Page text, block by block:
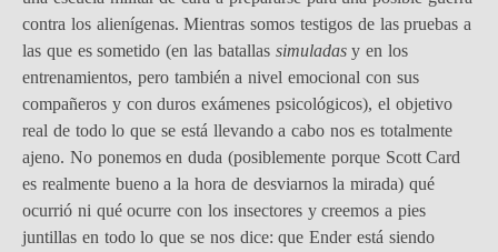
contra los alienígenas. Mientras somos testigos de las pruebas a
las que es sometido (en las batallas simuladasy en los
entrenamientos, pero también a nivel emocional con sus
compañeros y con duros exámenes psicológicos), el objetivo
real de todo lo que se está llevando a cabo nos es totalmente
ajeno. No ponemos en duda (posiblemente porque Scott Card
es realmente bueno a la hora de desviarnos la mirada) qué
ocurrió ni qué ocurre con los insectores y creemos a pies
juntillas en todo lo que se nos dice: que Ender está siendo